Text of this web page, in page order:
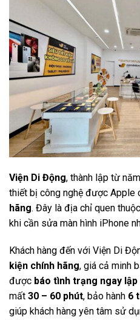
Viện Di Động, thành lập từ
thiết bị công nghệ được Apple
hãng. Đây là địa chỉ quen
khi cần sửa màn hình iPhone
Khách hàng đến với Viện Di
kiện chính hãng, giá cả minh
được báo tình trạng ngay
mất 30 – 60 phút, bảo hành 6
giúp khách hàng yên tâm sử